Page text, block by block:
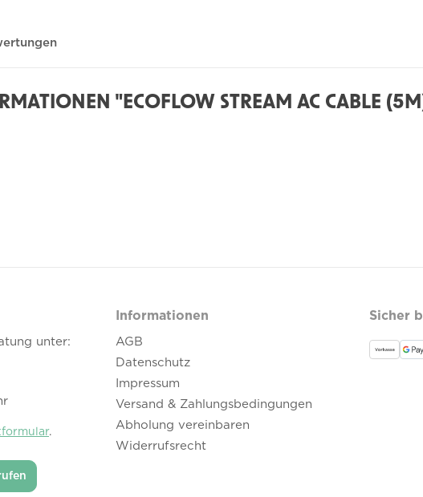
"ECOFLOW STREAM AC CABLE
unter:
.
Informationen
AGB
Datenschutz
Impressum
Versand & Zahlungsbedingungen
Abholung vereinbaren
Widerrufsrecht
Sicher